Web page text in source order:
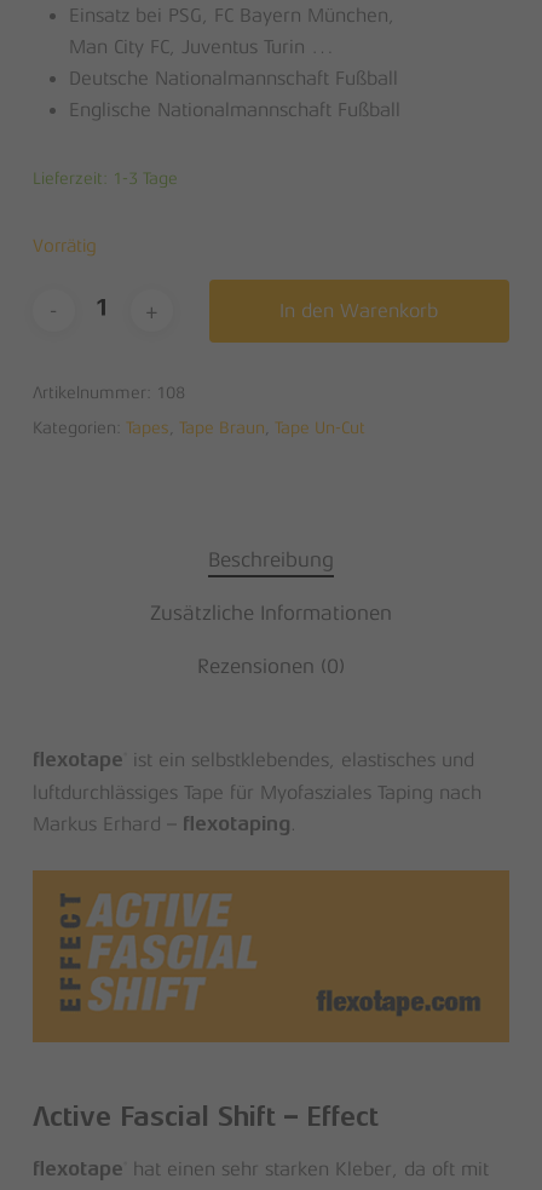
Einsatz bei PSG, FC Bayern München,
Man City FC, Juventus Turin …
Deutsche Nationalmannschaft Fußball
Englische Nationalmannschaft Fußball
Lieferzeit: 1-3 Tage
Vorrätig
In den Warenkorb
Artikelnummer:
108
Kategorien: Tapes Tape Braun Tape Un-Cut
Beschreibung
Zusätzliche Informationen
Rezensionen (0)
flexotape
ist ein selbstklebendes, elastisches und
luftdurchlässiges Tape für Myofasziales Taping nach
Markus Erhard –
flexotaping.
Active Fascial Shift – Effect
flexotape
hat einen sehr starken Kleber, da oft mit